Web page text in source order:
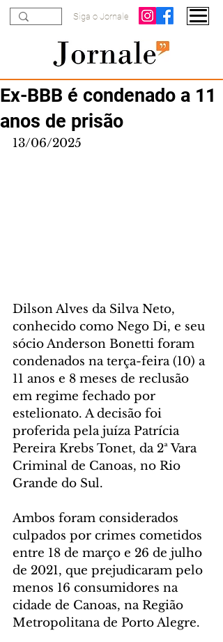
Siga o Jornale
Ex-BBB é condenado a 11
anos de prisão
13/06/2025
Dilson Alves da Silva Neto,
conhecido como Nego Di, e seu
sócio Anderson Bonetti foram
condenados na terça-feira (10) a
11 anos e 8 meses de reclusão
em regime fechado por
estelionato. A decisão foi
proferida pela juíza Patrícia
Pereira Krebs Tonet, da 2ª Vara
Criminal de Canoas, no Rio
Grande do Sul.
Ambos foram considerados
culpados por crimes cometidos
entre 18 de março e 26 de julho
de 2021, que prejudicaram pelo
menos 16 consumidores na
cidade de Canoas, na Região
Metropolitana de Porto Alegre.